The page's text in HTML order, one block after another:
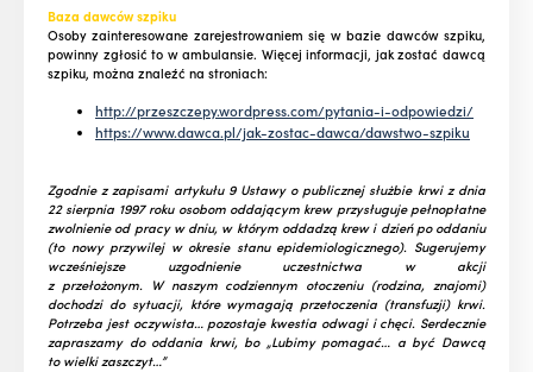
Baza dawców szpiku
Osoby zainteresowane zarejestrowaniem się w bazie dawców szpiku,
powinny zgłosić to w ambulansie. Więcej informacji, jak zostać dawcą
szpiku, można znaleźć na stroniach:
http://przeszczepy.wordpress.com/pytania-i-odpowiedzi/
https://www.dawca.pl/jak-zostac-dawca/dawstwo-szpiku
Zgodnie z zapisami artykułu 9 Ustawy o publicznej służbie krwi z dnia
22 sierpnia 1997 roku osobom oddającym krew przysługuje pełnopłatne
zwolnienie od pracy w dniu, w którym oddadzą krew i dzień po oddaniu
(to nowy przywilej w okresie stanu epidemiologicznego). Sugerujemy
wcześniejsze uzgodnienie uczestnictwa w akcji
z przełożonym.
W naszym codziennym otoczeniu (rodzina, znajomi)
dochodzi do sytuacji, które wymagają przetoczenia (transfuzji) krwi.
Potrzeba jest oczywista… pozostaje kwestia odwagi i chęci. Serdecznie
zapraszamy do oddania krwi, bo „Lubimy pomagać… a być Dawcą
to wielki zaszczyt…”